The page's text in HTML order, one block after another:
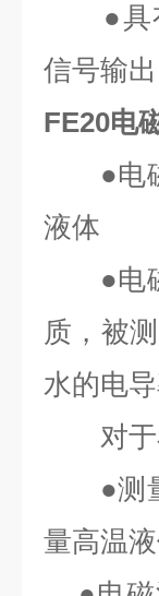
●具有
信号输出
FE20电
●电磁
液体
●电磁
质，被
水的电
对于
●测量
量高温